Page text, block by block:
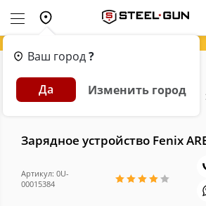
Ваш город?
Да Изменить город
Главная Каталог
Элементы питания и зарядные устройства
Зарядное устройство Fenix
Артикул: 0U-
00015384